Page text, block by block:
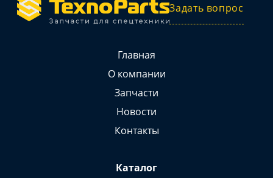
Задать вопрос
Главная
О компании
Запчасти
Новости
Контакты
Каталог